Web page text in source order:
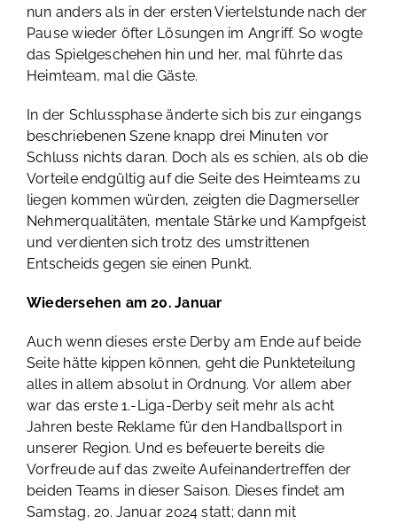
nun anders als in der ersten Viertelstunde nach der
Pause wieder öfter Lösungen im Angriff. So wogte
das Spielgeschehen hin und her, mal führte das
Heimteam, mal die Gäste.
In der Schlussphase änderte sich bis zur eingangs
beschriebenen Szene knapp drei Minuten vor
Schluss nichts daran. Doch als es schien, als ob die
Vorteile endgültig auf die Seite des Heimteams zu
liegen kommen würden, zeigten die Dagmerseller
Nehmerqualitäten, mentale Stärke und Kampfgeist
und verdienten sich trotz des umstrittenen
Entscheids gegen sie einen Punkt.
Wiedersehen am 20. Januar
Auch wenn dieses erste Derby am Ende auf beide
Seite hätte kippen können, geht die Punkteteilung
alles in allem absolut in Ordnung. Vor allem aber
war das erste 1.-Liga-Derby seit mehr als acht
Jahren beste Reklame für den Handballsport in
unserer Region. Und es befeuerte bereits die
Vorfreude auf das zweite Aufeinandertreffen der
beiden Teams in dieser Saison. Dieses findet am
Samstag, 20. Januar 2024 statt; dann mit